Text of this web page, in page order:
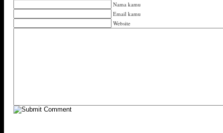
Nama kamu
Email kamu
Website